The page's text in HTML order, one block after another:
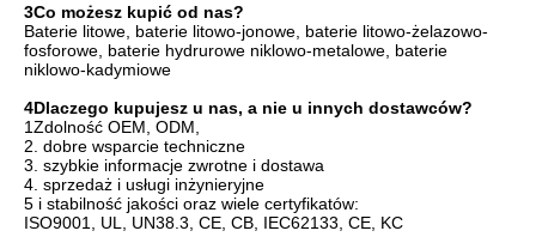
3Co możesz kupić od nas?
Baterie litowe, baterie litowo-jonowe, baterie litowo-żelazowo-
fosforowe, baterie hydrurowe niklowo-metalowe, baterie
niklowo-kadymiowe
4Dlaczego kupujesz u nas, a nie u innych dostawców?
1Zdolność OEM, ODM,
2. dobre wsparcie techniczne
3. szybkie informacje zwrotne i dostawa
4. sprzedaż i usługi inżynieryjne
5 i stabilność jakości oraz wiele certyfikatów:
ISO9001, UL, UN38.3, CE, CB, IEC62133, CE, KC